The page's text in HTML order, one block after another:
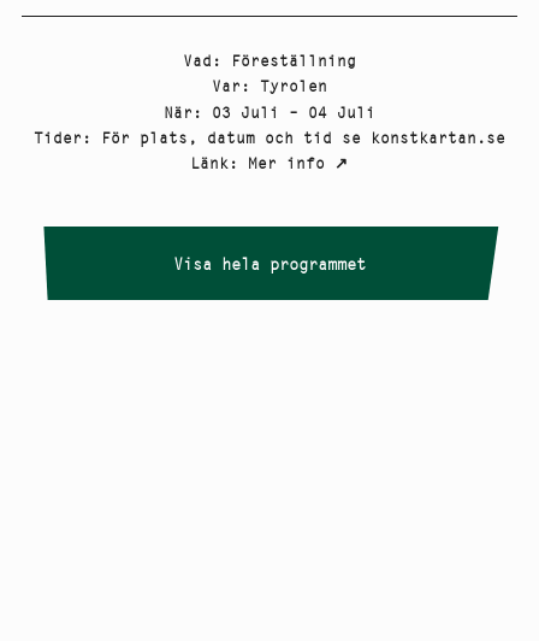
Vad :
Föreställning
Var : Tyrolen
När : 03 Juli – 04 Juli
Tider :
För plats, datum och tid se konstkartan.se
Länk: Mer info ↗
Visa hela programmet